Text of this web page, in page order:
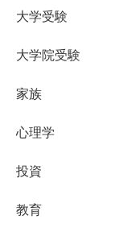
大学受験
大学院受験
家族
心理学
投資
教育